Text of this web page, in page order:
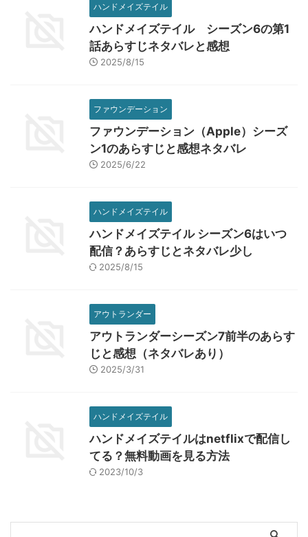
ハンドメイズテイル
ハンドメイズテイル シーズン6の第1
話あらすじネタバレと感想
2025/8/15
ファウンデーション
ファウンデーション（Apple）シーズ
ン1のあらすじと感想ネタバレ
2025/6/22
ハンドメイズテイル
ハンドメイズテイル シーズン6はいつ
配信？あらすじとネタバレ少し
2025/8/15
アウトランダー
アウトランダーシーズン7前半のあらす
じと感想（ネタバレあり）
2025/3/31
ハンドメイズテイル
ハンドメイズテイルはnetflixで配信し
てる？無料動画を見る方法
2023/10/3